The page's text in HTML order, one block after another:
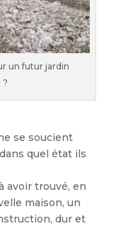
un futur jardin
?
se soucient
quel état ils
avoir trouvé, en
maison, un
dur et